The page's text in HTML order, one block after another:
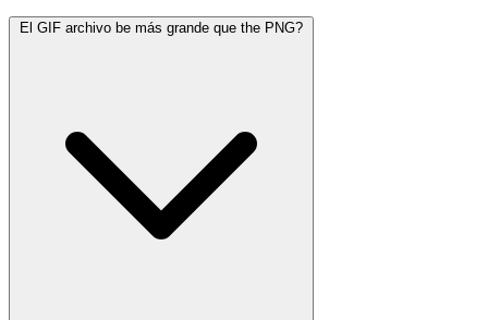
El GIF archivo be más grande que the PNG?